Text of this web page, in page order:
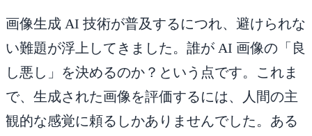
画像生成 AI 技術が普及するにつれ、避けられな
い難題が浮上してきました。誰が AI 画像の「良
し悪し」を決めるのか？という点です。これま
で、生成された画像を評価するには、人間の主
観的な感覚に頼るしかありませんでした。ある